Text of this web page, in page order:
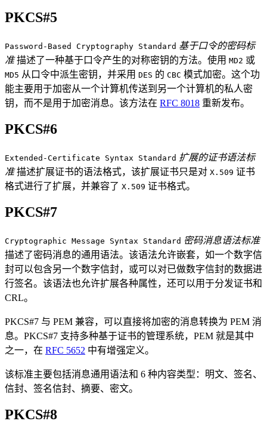
PKCS#5
Password-Based Cryptography Standard 基于口令的密码标
准描述了一种基于口令产生的对称密钥的方法。使用 MD2 或
MD5 从口令中派生密钥，并采用 DES 的 CBC 模式加密。这个功
能主要用于加密从一个计算机传送到另一个计算机的私人密
钥，而不是用于加密消息。该方法在 RFC 8018 重新发布。
PKCS#6
Extended-Certificate Syntax Standard 扩展的证书语法标
准描述扩展证书的语法格式，该扩展证书只是对 X.509 证书
格式进行了扩展，并兼容了 X.509 证书格式。
PKCS#7
Cryptographic Message Syntax Standard 密码消息语法标准
描述了密码消息的通用语法。该语法允许嵌套，如一个数字信
封可以包含另一个数字信封，或可以对已做数字信封的数据进
行签名。该语法也允许扩展各种属性，还可以用于分发证书和
CRL。
PKCS#7 与 PEM 兼容，可以直接将加密的消息转换为 PEM 消
息。PKCS#7 支持多种基于证书的管理系统，PEM 就是其中
之一，在 RFC 5652 中有增强定义。
该标准主要包括消息通用语法和 6 种内容类型：明文、签名、
信封、签名信封、摘要、密文。
PKCS#8